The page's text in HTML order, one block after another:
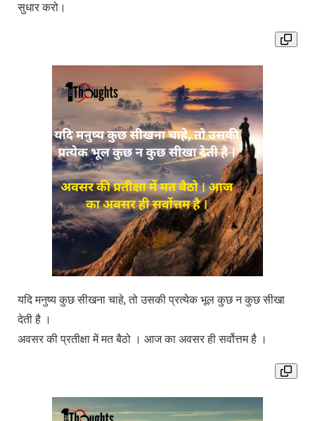
सुधार करो।
यदि मनुष्य कुछ सीखना चाहे, तो उसकी प्रत्येक भूल कुछ न कुछ सीखा
देती है ।
अवसर की प्रतीक्षा में मत बैठो । आज का अवसर ही सर्वोत्तम है ।